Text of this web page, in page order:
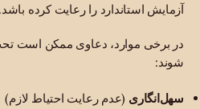
آزمایش استاندارد را رعایت کرده باشد.
در برخی موارد، دعاوی ممکن است
شوند:
سهل‌انگاری (عدم رعایت احتیاط لازم)